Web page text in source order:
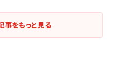
事をもっと見る